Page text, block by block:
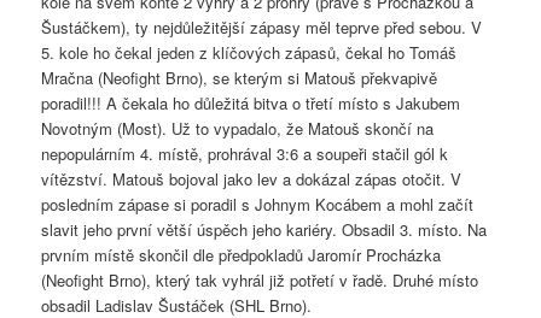
Šustáčkem), ty nejdůležitější zápasy měl teprve před sebou. V
5. kole ho čekal jeden z klíčových zápasů, čekal ho Tomáš
Mračna (Neofight Brno), se kterým si Matouš překvapivě
poradil!!! A čekala ho důležitá bitva o třetí místo s Jakubem
Novotným (Most). Už to vypadalo, že Matouš skončí na
nepopulárním 4. místě, prohrával 3:6 a soupeři stačil gól k
vítězství. Matouš bojoval jako lev a dokázal zápas otočit. V
posledním zápase si poradil s Johnym Kocábem a mohl začít
slavit jeho první větší úspěch jeho kariéry. Obsadil 3. místo. Na
prvním místě skončil dle předpokladů Jaromír Procházka
(Neofight Brno), který tak vyhrál již potřetí v řadě. Druhé místo
obsadil Ladislav Šustáček (SHL Brno).